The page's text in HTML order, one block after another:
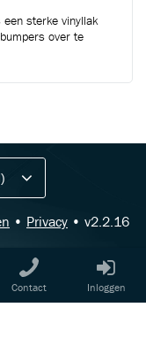
Contact Inloggen
sterke vinyllak
over te
• Privacy • v2.2.16
tips,
van Cartec.